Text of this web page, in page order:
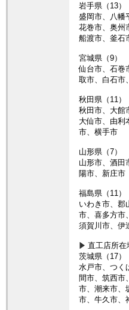
岩手県（13）
盛岡市、八幡
花巻市、奥州
船渡市、釜石
宮城県（9）
仙台市、石巻
取市、白石市
秋田県（11）
秋田市、大館
大仙市、由利
市、横手市
山形県（7）
山形市、酒田
陽市、新庄市
福島県（11）
いわき市、郡
市、喜多方市
須賀川市、伊
直工店所在
茨城県（17）
水戸市、つく
間市、筑西市
市、潮来市、
市、牛久市、